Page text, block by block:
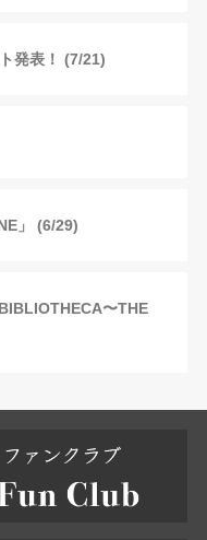
発表！ (7/21)
」 (6/29)
〜THE